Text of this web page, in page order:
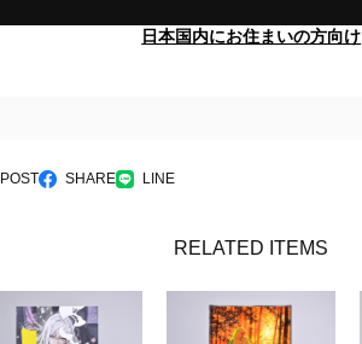
日本国内にお住まいの方向け
POST SHARE LINE
RELATED ITEMS